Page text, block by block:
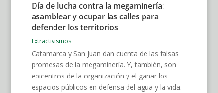
Día de lucha contra la megaminería:
asamblear y ocupar las calles para
defender los territorios
Extractivismos
Catamarca y San Juan dan cuenta de las falsas
promesas de la megaminería. Y, también, son
epicentros de la organización y el ganar los
espacios públicos en defensa del agua y la vida.